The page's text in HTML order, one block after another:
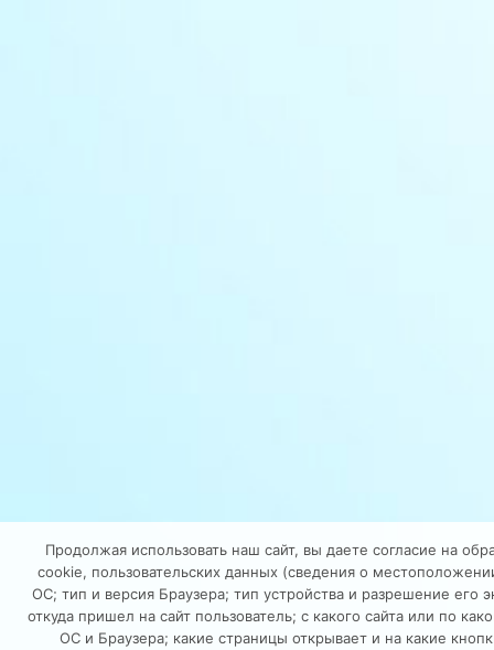
Продолжая использовать наш сайт, вы даете согласие на
cookie, пользовательских данных (сведения о
ОС; тип и версия Браузера; тип устройства и разрешение его
откуда пришел на сайт пользователь; с какого сайта или по
ОС и Браузера; какие страницы открывает и на какие